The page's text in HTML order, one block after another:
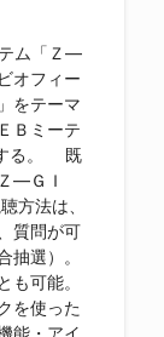
ム「Ｚ―
オフィー
をテーマ
Ｂミーテ
する。 既
―ＧＩ
方法は、
質問が可
抽選）。
も可能。
を使った
能・アイ